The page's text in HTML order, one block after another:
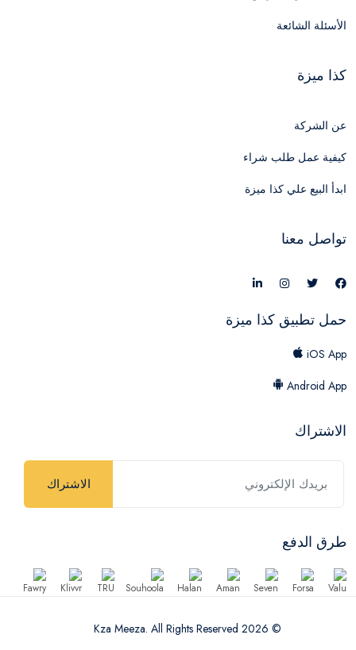
الأسئلة الشائعة
كذا ميزة
عن الشركة
كيفية عمل طلب شراء
ابدأ البيع علي كذا ميزة
تواصل معنا
حمل تطبيق كذا ميزة
iOS App
Android App
الاشتراك
الاشتراك
طرق الدفع
© 2026 Kza Meeza. All Rights Reserved